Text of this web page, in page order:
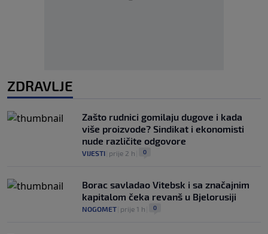
ZDRAVLJE
Zašto rudnici gomilaju dugove i kada
više proizvode? Sindikat i ekonomisti
nude različite odgovore
VIJESTI prije 2 h 0
Borac savladao Vitebsk i sa značajnim
kapitalom čeka revanš u Bjelorusiji
NOGOMET prije 1 h 0